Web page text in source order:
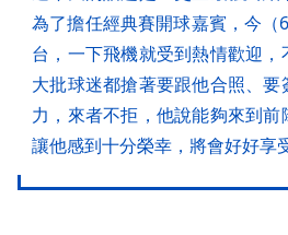
為了擔任經典賽開球嘉賓，今（
台，一下飛機就受到熱情歡迎
大批球迷都搶著要跟他合照、
力，來者不拒，他說能夠來到
讓他感到十分榮幸，將會好好享